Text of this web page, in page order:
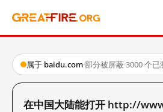
属于 baidu.com·部分被屏蔽·3000 个已
在中国大陆能打开 http://